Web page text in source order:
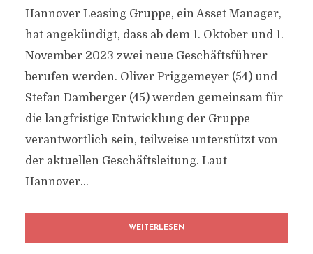
Hannover Leasing Gruppe, ein Asset Manager,
hat angekündigt, dass ab dem 1. Oktober und 1.
November 2023 zwei neue Geschäftsführer
berufen werden. Oliver Priggemeyer (54) und
Stefan Damberger (45) werden gemeinsam für
die langfristige Entwicklung der Gruppe
verantwortlich sein, teilweise unterstützt von
der aktuellen Geschäftsleitung. Laut
Hannover...
WEITERLESEN